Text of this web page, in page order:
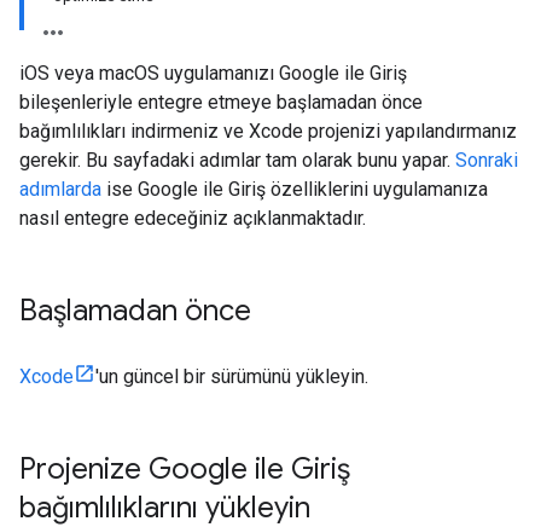
iOS veya macOS uygulamanızı Google ile Giriş
bileşenleriyle entegre etmeye başlamadan önce
bağımlılıkları indirmeniz ve Xcode projenizi yapılandırmanız
gerekir. Bu sayfadaki adımlar tam olarak bunu yapar. Sonraki
adımlarda ise Google ile Giriş özelliklerini uygulamanıza
nasıl entegre edeceğiniz açıklanmaktadır.
Başlamadan önce
Xcode 'un güncel bir sürümünü yükleyin.
Projenize Google ile Giriş
bağımlılıklarını yükleyin